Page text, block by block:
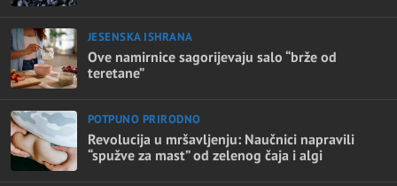
JESENSKA ISHRANA
Ove namirnice sagorijevaju salo “brže od
teretane”
POTPUNO PRIRODNO
Revolucija u mršavljenju: Naučnici napravili
“spužve za mast” od zelenog čaja i algi